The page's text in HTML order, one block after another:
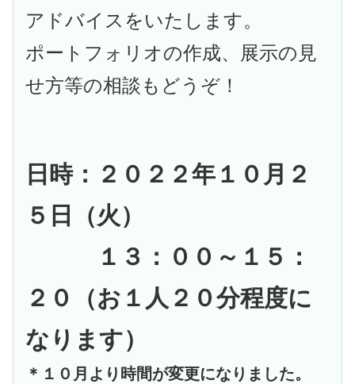
アドバイスをいたします。
ポートフォリオの作成、展示の見
せ方等の相談もどうぞ！
日時：２０２２年１０月２
５日（火）
１３：００～１５：
２０
（お１人２０分程度に
なります）
＊１０月より時間が変更になりました。